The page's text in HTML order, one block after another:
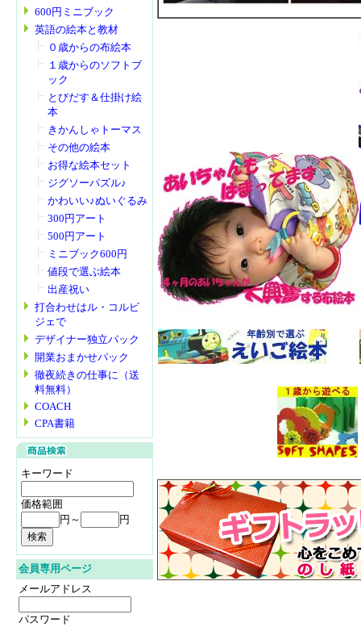
600円ミニブック
英語の絵本と教材
０歳からの布絵本
１歳からのソフトブ
ック
とびだす＆仕掛け絵
本
きかんしゃトーマス
その他の絵本
お得な絵本セット
ジグソーパズル♪
かわいい♪ぬいぐるみ
300円アート
500円アート
ミニブック600円
値段で選ぶ絵本
出産祝い
打合わせはル・コルビ
ジェで
デザイナー独立パック
開業おまかせパック
徹夜続きの仕事に（送
料無料）
COACH
CPA書籍
キーワード
価格範囲
円～
円
会員専用ページ
メールアドレス
パスワード